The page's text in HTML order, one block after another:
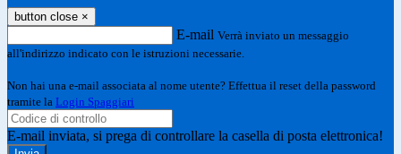
button close ×
E-mail Verrà inviato un messaggio
all'indirizzo indicato con le istruzioni necessarie.
Non hai una e-mail associata al nome utente? Effettua il reset della password
tramite la Login Spaggiari
E-mail inviata, si prega di controllare la casella di posta elettronica!